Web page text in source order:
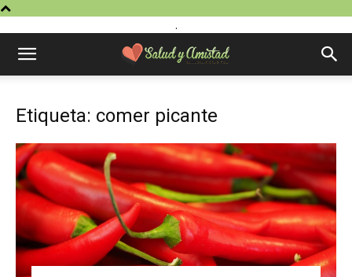
.
Etiqueta: comer picante